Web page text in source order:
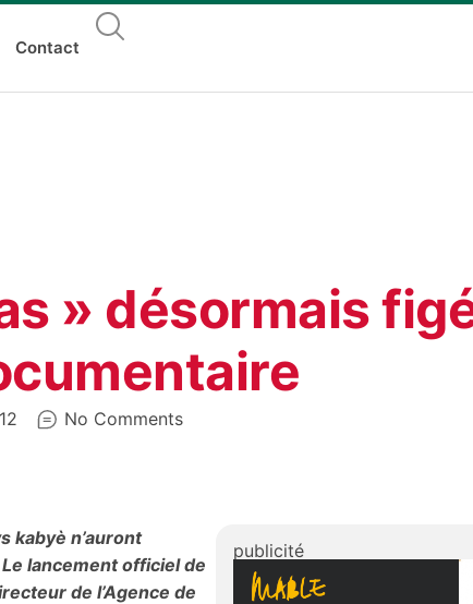
Contact
» désormais
No Comments
kabyè n’auront
lancement officiel de
de l’Agence de
publicité